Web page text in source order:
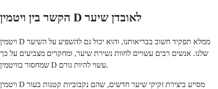
הקשר בין ויטמין D לאובדן שיער
ויטמין D ממלא תפקיד חשוב בבריאותנו, והוא יכול גם להשפיע על השיער
שלנו. אנשים רבים עשויים לחוות נשירת שיער, ומחקרים מצביעים על כך
שמחסור בוויטמין D עשוי להיות גורם.
ויטמין D מסייע ביצירת זקיקי שיער חדשים, שהם נקבוביות קטנות בעור